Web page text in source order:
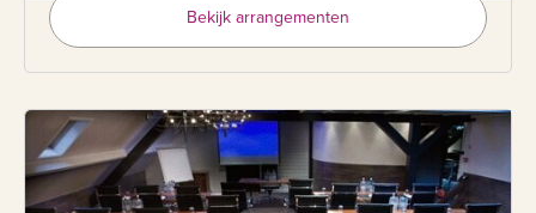
Bekijk arrangementen